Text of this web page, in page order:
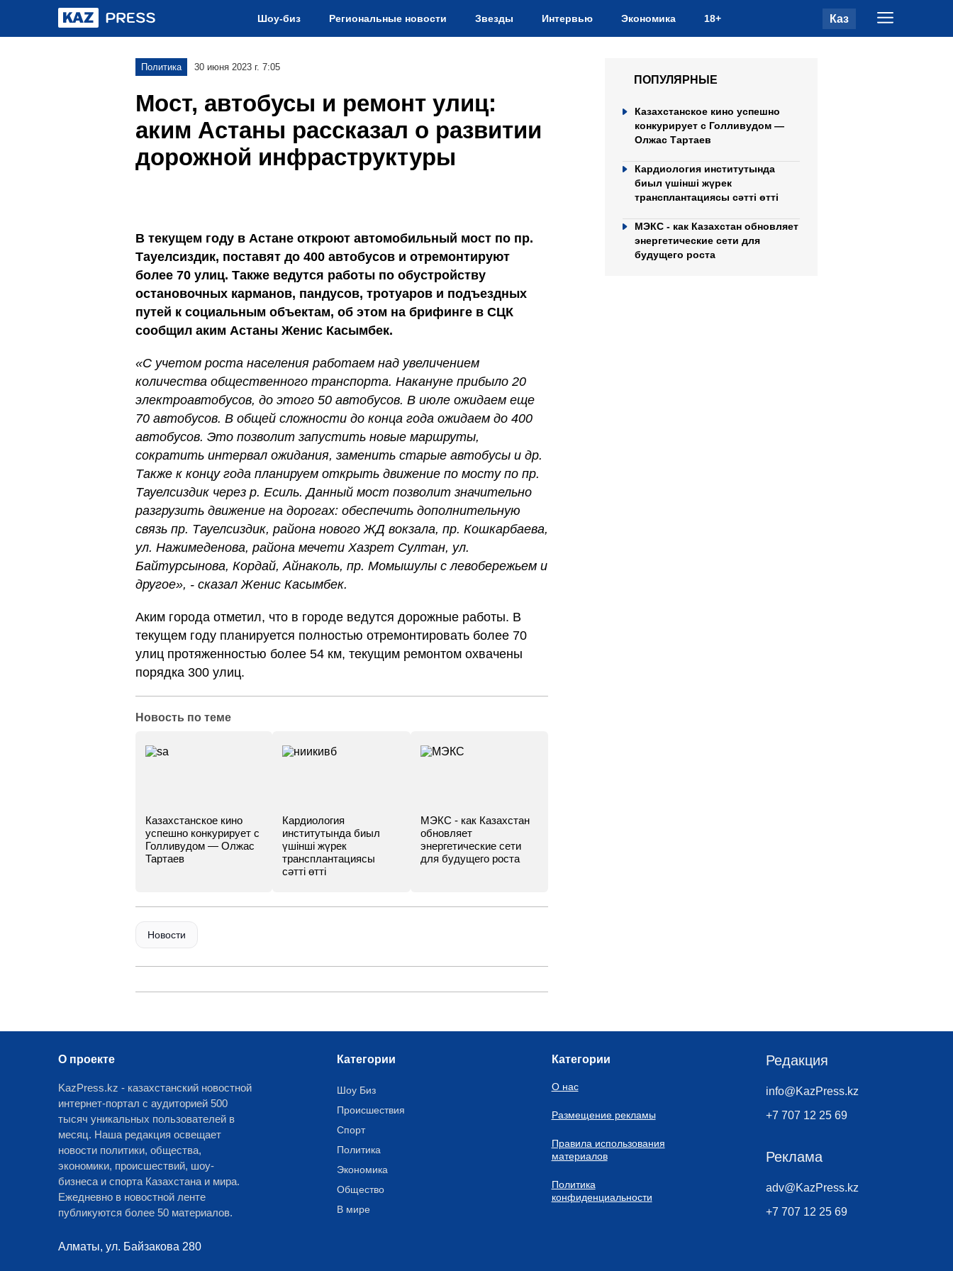
Шоу-биз Региональные новости Звезды Интервью Экономика 18+ Каз
Политика 30 июня 2023 г. 7:05
Мост, автобусы и ремонт улиц:
аким Астаны рассказал о развитии
дорожной инфраструктуры
В текущем году в Астане откроют автомобильный мост по пр.
Тауелсиздик, поставят до 400 автобусов и отремонтируют
более 70 улиц. Также ведутся работы по обустройству
остановочных карманов, пандусов, тротуаров и подъездных
путей к социальным объектам, об этом на брифинге в СЦК
сообщил аким Астаны Женис Касымбек.
«С учетом роста населения работаем над увеличением
количества общественного транспорта. Накануне прибыло 20
электроавтобусов, до этого 50 автобусов. В июле ожидаем еще
70 автобусов. В общей сложности до конца года ожидаем до 400
автобусов. Это позволит запустить новые маршруты,
сократить интервал ожидания, заменить старые автобусы и др.
Также к концу года планируем открыть движение по мосту по пр.
Тауелсиздик через р. Есиль. Данный мост позволит значительно
разгрузить движение на дорогах: обеспечить дополнительную
связь пр. Тауелсиздик, района нового ЖД вокзала, пр. Кошкарбаева,
ул. Нажимеденова, района мечети Хазрет Султан, ул.
Байтурсынова, Кордай, Айнаколь, пр. Момышулы с левобережьем и
другое», - сказал Женис Касымбек.
Аким города отметил, что в городе ведутся дорожные работы. В
текущем году планируется полностью отремонтировать более 70
улиц протяженностью более 54 км, текущим ремонтом охвачены
порядка 300 улиц.
Новость по теме
Казахстанское кино
успешно конкурирует с
Голливудом — Олжас
Тартаев
Кардиология
институтында биыл
үшінші жүрек
трансплантациясы
сәтті өтті
МЭКС - как Казахстан
обновляет
энергетические сети
для будущего роста
Новости
ПОПУЛЯРНЫЕ
Казахстанское кино успешно
конкурирует с Голливудом —
Олжас Тартаев
Кардиология институтында
биыл үшінші жүрек
трансплантациясы сәтті өтті
МЭКС - как Казахстан обновляет
энергетические сети для
будущего роста
О проекте
KazPress.kz - казахстанский новостной
интернет-портал с аудиторией 500
тысяч уникальных пользователей в
месяц. Наша редакция освещает
новости политики, общества,
экономики, происшествий, шоу-
бизнеса и спорта Казахстана и мира.
Ежедневно в новостной ленте
публикуются более 50 материалов.
Алматы, ул. Байзакова 280
Категории
Шоу Биз
Происшествия
Спорт
Политика
Экономика
Общество
В мире
Категории
О нас
Размещение рекламы
Правила использования
материалов
Политика
конфиденциальности
Редакция
info@KazPress.kz
+7 707 12 25 69
Реклама
adv@KazPress.kz
+7 707 12 25 69